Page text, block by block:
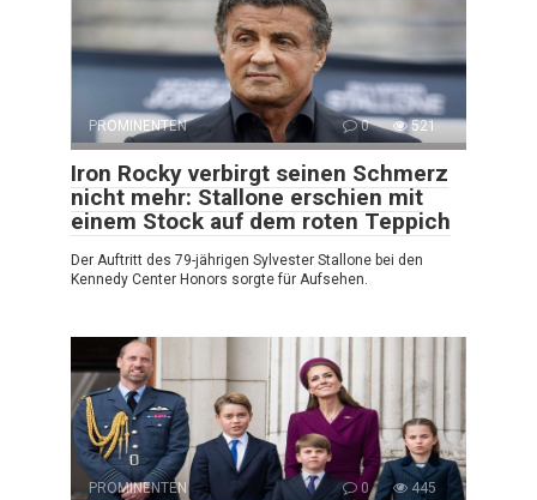
PROMINENTEN 0 521
Iron Rocky verbirgt seinen Schmerz
nicht mehr: Stallone erschien mit
einem Stock auf dem roten Teppich
Der Auftritt des 79-jährigen Sylvester Stallone bei den
Kennedy Center Honors sorgte für Aufsehen.
PROMINENTEN 0 445